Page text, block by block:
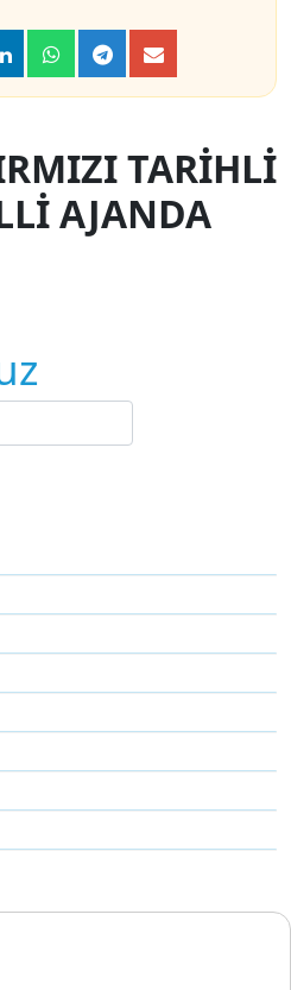
TARİHLİ
AJANDA